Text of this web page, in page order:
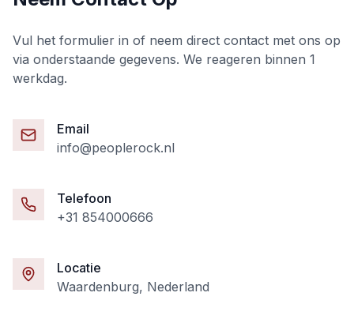
Vul het formulier in of neem direct contact met ons op
via onderstaande gegevens. We reageren binnen 1
werkdag.
Email
info@peoplerock.nl
Telefoon
+31 854000666
Locatie
Waardenburg, Nederland